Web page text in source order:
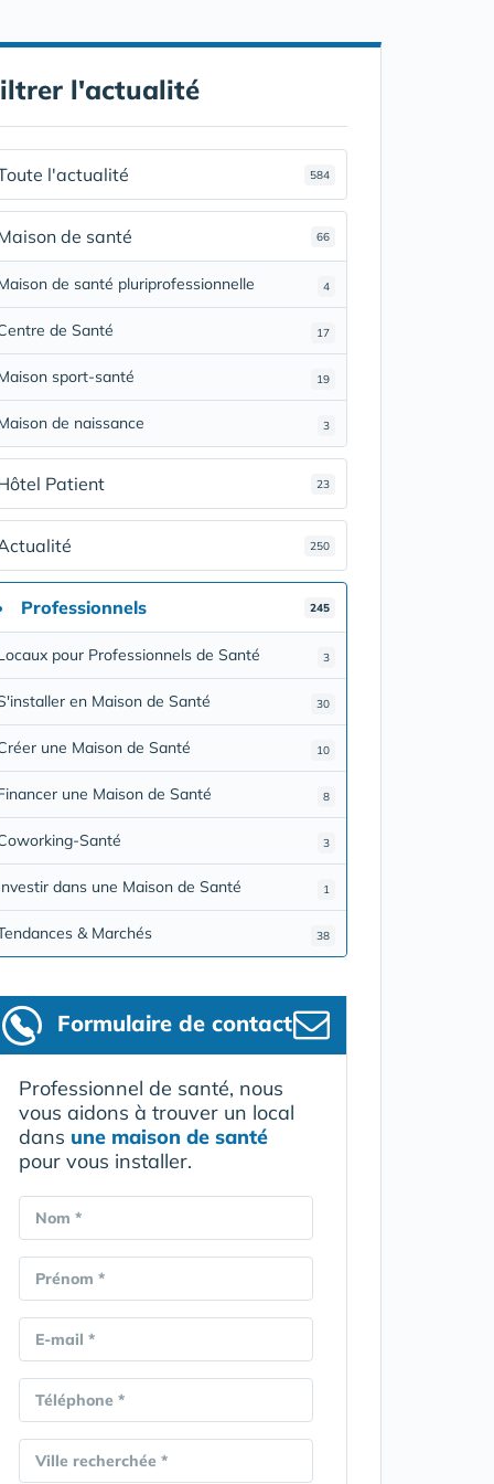
l'actualité
l'actualité 584
de santé 66
de santé pluriprofessionnelle 4
de Santé 17
sport-santé 19
de naissance 3
Patient 23
250
Professionnels 245
pour Professionnels de Santé 3
en Maison de Santé 30
une Maison de Santé 10
une Maison de Santé 8
Santé 3
dans une Maison de Santé 1
& Marchés 38
Formulairede contact
Professionnel de santé, nous
vous aidons à trouver un local
dans une maison de santé
pour vous installer.
Nom *
Prénom *
E-mail *
Téléphone *
Ville recherchée *